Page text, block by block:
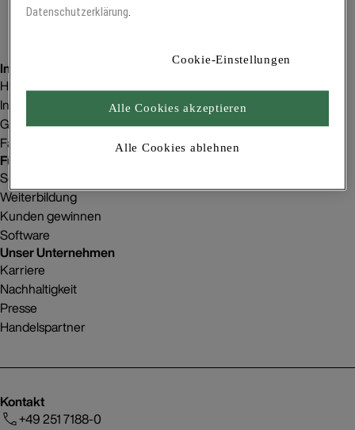
Inspiration
Homestorys
Innenraumgestaltung
Gebäudeprojekte
Fachbetriebsfinder
Für Betriebe
Service
Weiterbildung
Kunden gewinnen
Software
Unser Unternehmen
Karriere
Nachhaltigkeit
Presse
Handelspartner
Kontakt
+49 251 7188-0
Datenschutzerklärung.
Cookie-Einstellungen
Alle Cookies ablehnen
Alle Cookies akzeptieren